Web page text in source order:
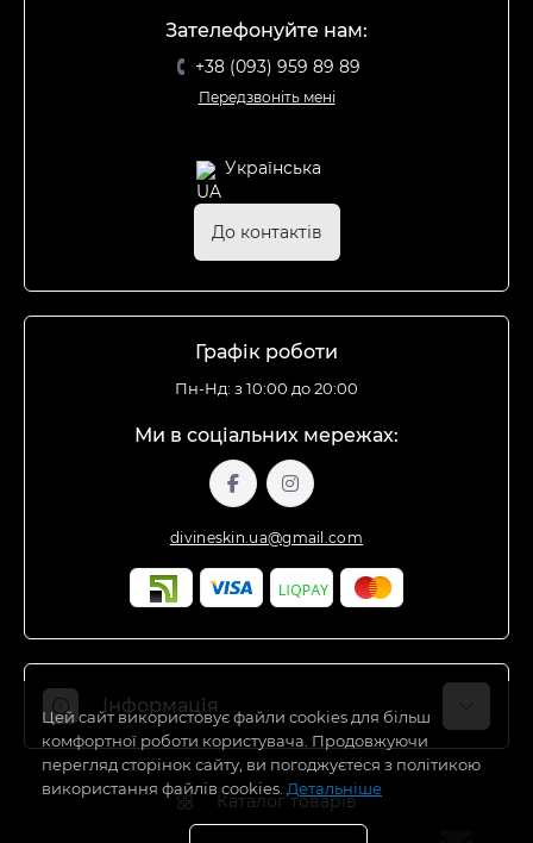
Зателефонуйте нам:
+38 (093) 959 89 89
Передзвоніть мені
Українська
До контактів
Графік роботи
Пн-Нд: з 10:00 до 20:00
Ми в соціальних мережах:
divineskin.ua@gmail.com
Інформація
Відгуки про магазин
Доставка
Каталог товарів
Цей сайт використовує файли cookies для більш
комфортної роботи користувача. Продовжуючи
перегляд сторінок сайту, ви погоджуєтеся з політикою
використання файлів cookies. Детальніше